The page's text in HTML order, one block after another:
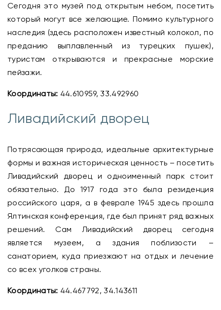
Сегодня это музей под открытым небом, посетить
который могут все желающие. Помимо культурного
наследия (здесь расположен известный колокол, по
преданию выплавленный из турецких пушек),
туристам открываются и прекрасные морские
пейзажи.
Координаты: 44.610959, 33.492960
Ливадийский дворец
Потрясающая природа, идеальные архитектурные
формы и важная историческая ценность – посетить
Ливадийский дворец и одноименный парк стоит
обязательно. До 1917 года это была резиденция
российского царя, а в феврале 1945 здесь прошла
Ялтинская конференция, где был принят ряд важных
решений. Сам Ливадийский дворец сегодня
является музеем, а здания поблизости –
санаторием, куда приезжают на отдых и лечение
со всех уголков страны.
Координаты: 44.467792, 34.143611